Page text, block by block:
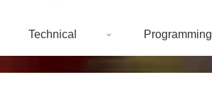
Technical Programming